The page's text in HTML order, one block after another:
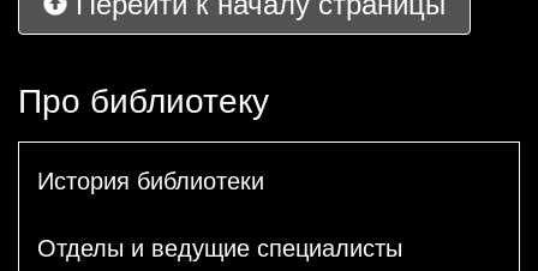
Про библиотеку
История библиотеки
Отделы и ведущие специалисты